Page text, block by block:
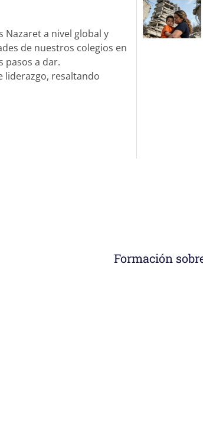
Nazaret a nivel global y
de nuestros colegios en
pasos a dar.
liderazgo, resaltando
Formación